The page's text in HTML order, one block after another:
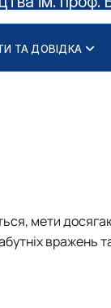
гуртка
ТА ДОВІДКА
мети
вражень